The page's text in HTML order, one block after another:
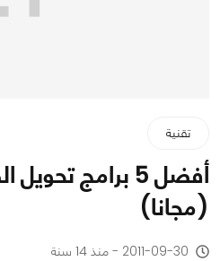
تقنية
أفضل 5 برامج
(مجانا)
2011-09-30 - منذ 14 سنة